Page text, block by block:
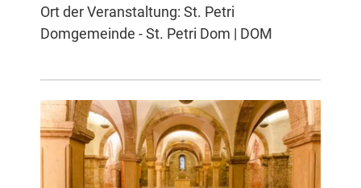
Ort der Veranstaltung: St. Petri
Domgemeinde - St. Petri Dom | DOM